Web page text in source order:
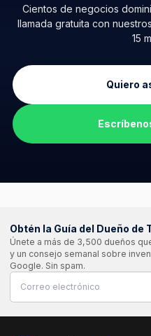
Cientos de negocios
llamada gratuita con
15
Quiero
Obtén la Guía del Dueño
Únete a más de 3,500 dueños
y un consejo semanal sobre
Google. Sin spam.